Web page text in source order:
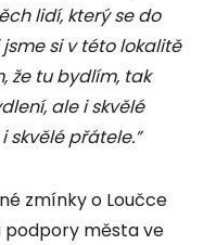
lidí, který se do
si v této lokalitě
že tu bydlím, tak
ale i skvělé
skvělé přátele.”
zmínky o Loučce
podpory města ve